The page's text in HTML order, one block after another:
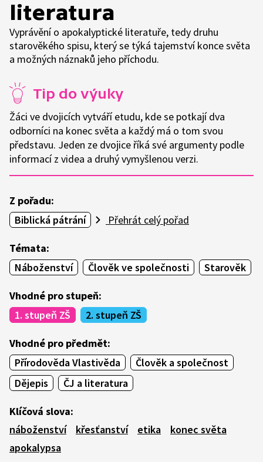
literatura
Vyprávění o apokalyptické literatuře, tedy druhu
starověkého spisu, který se týká tajemství konce světa
a možných náznaků jeho příchodu.
Tip do výuky
Žáci ve dvojicích vytváří etudu, kde se potkají dva
odborníci na konec světa a každý má o tom svou
představu. Jeden ze dvojice říká své argumenty podle
informací z videa a druhý vymyšlenou verzi.
Z pořadu:
Biblická pátrání
Přehrát celý pořad
Témata:
Náboženství
Člověk ve společnosti Starověk
Vhodné pro stupeň:
1. stupeň ZŠ
2. stupeň ZŠ
Vhodné pro předmět:
Přírodověda Vlastivěda
Člověk a společnost
Dějepis
ČJ a literatura
Klíčová slova:
náboženství
křesťanství etika
konec světa
apokalypsa